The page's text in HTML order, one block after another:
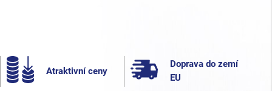
Atraktivní ceny
Doprava do zemí
EU